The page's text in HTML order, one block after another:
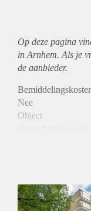
Op deze pagina
in Arnhem. Als je
de aanbieder.
Nee
Object
Huurtoeslag
Niet mogelijk